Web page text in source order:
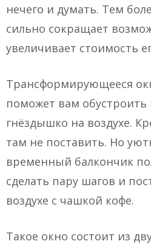
нечего и думать. Тем
сильно сокращает
увеличивает стоимость
Трансформирующееся
поможет вам
гнёздышко на воздухе.
там не поставить. Но
временный балкончик
сделать пару шагов и
воздухе с чашкой кофе.
Такое окно состоит из